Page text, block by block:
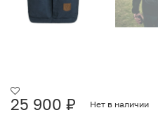
25 900 ₽ Нет в наличии